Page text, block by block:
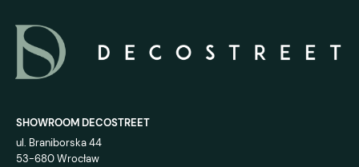
SHOWROOM DECOSTREET
ul. Braniborska 44
53-680 Wrocław